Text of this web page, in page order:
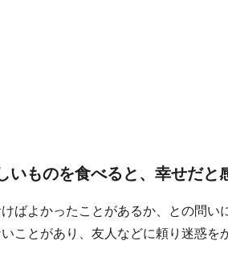
いものを食べると、幸せだと
ばよかったことがあるか、との問い
ことがあり、友人などに頼り迷惑を